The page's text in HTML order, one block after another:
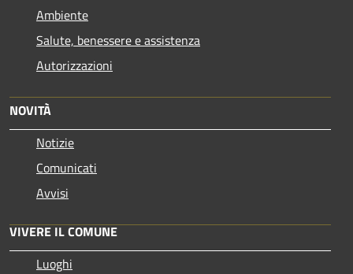
Ambiente
Salute, benessere e assistenza
Autorizzazioni
NOVITÀ
Notizie
Comunicati
Avvisi
VIVERE IL COMUNE
Luoghi